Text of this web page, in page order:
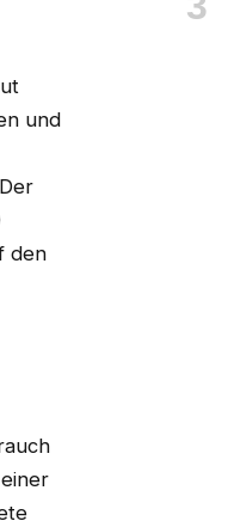
und
den